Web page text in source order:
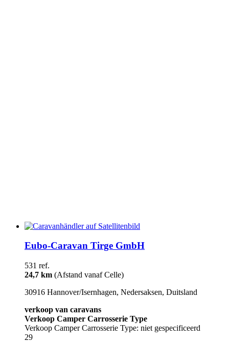
Eubo-Caravan Tirge GmbH
531 ref.
24,7 km (Afstand vanaf Celle)
30916 Hannover/Isernhagen, Nedersaksen, Duitsland
verkoop van caravans
Verkoop Camper Carrosserie Type
Verkoop Camper Carrosserie Type: niet gespecificeerd
29